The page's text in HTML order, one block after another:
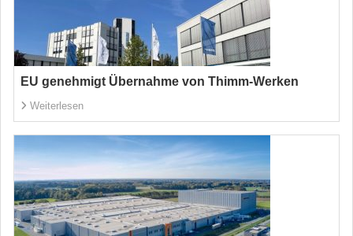
EU genehmigt Übernahme von Thimm-Werken
Weiterlesen